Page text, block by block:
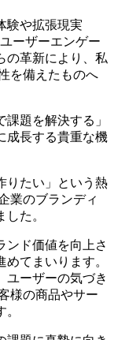
験や拡張現実
ーザーエンゲー
の革新により、私
を備えたものへ
題を解決する」
成長する貴重な機
りたい」という熱
業のブランディ
た。
ンド価値を向上さ
てまいります。
ユーザーの気づき
様の商品やサー